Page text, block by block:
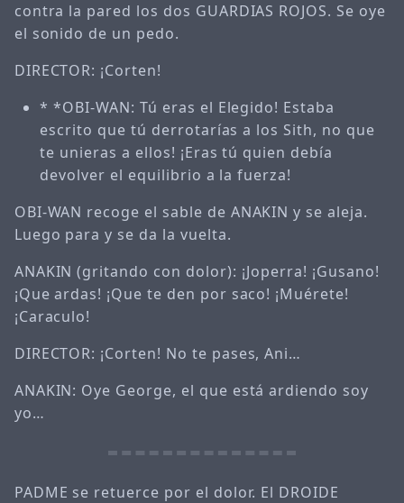
contra la pared los dos GUARDIAS ROJOS. Se oye
el sonido de un pedo.
DIRECTOR: ¡Corten!
* *OBI-WAN: Tú eras el Elegido! Estaba
escrito que tú derrotarías a los Sith, no que
te unieras a ellos! ¡Eras tú quien debía
devolver el equilibrio a la fuerza!
OBI-WAN recoge el sable de ANAKIN y se aleja.
Luego para y se da la vuelta.
ANAKIN (gritando con dolor): ¡Joperra! ¡Gusano!
¡Que ardas! ¡Que te den por saco! ¡Muérete!
¡Caraculo!
DIRECTOR: ¡Corten! No te pases, Ani…
ANAKIN: Oye George, el que está ardiendo soy
yo…
PADME se retuerce por el dolor. El DROIDE